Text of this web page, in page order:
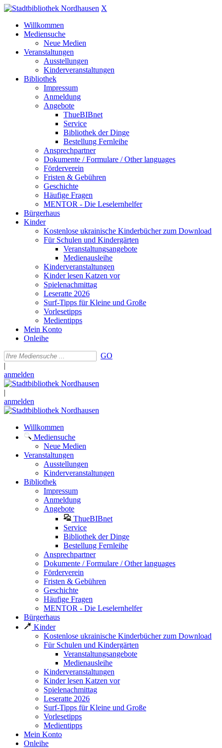
X
Willkommen
Mediensuche
Neue Medien
Veranstaltungen
Ausstellungen
Kinderveranstaltungen
Bibliothek
Impressum
Anmeldung
Angebote
ThueBIBnet
Service
Bibliothek der Dinge
Bestellung Fernleihe
Ansprechpartner
Dokumente / Formulare / Other languages
Förderverein
Fristen & Gebühren
Geschichte
Häufige Fragen
MENTOR - Die Leselernhelfer
Bürgerhaus
Kinder
Kostenlose ukrainische Kinderbücher zum Download
Für Schulen und Kindergärten
Veranstaltungsangebote
Medienausleihe
Kinderveranstaltungen
Kinder lesen Katzen vor
Spielenachmittag
Leseratte 2026
Surf-Tipps für Kleine und Große
Vorlesetipps
Medientipps
Mein Konto
Onleihe
GO
|
anmelden
|
anmelden
Willkommen
Mediensuche
Neue Medien
Veranstaltungen
Ausstellungen
Kinderveranstaltungen
Bibliothek
Impressum
Anmeldung
Angebote
ThueBIBnet
Service
Bibliothek der Dinge
Bestellung Fernleihe
Ansprechpartner
Dokumente / Formulare / Other languages
Förderverein
Fristen & Gebühren
Geschichte
Häufige Fragen
MENTOR - Die Leselernhelfer
Bürgerhaus
Kinder
Kostenlose ukrainische Kinderbücher zum Download
Für Schulen und Kindergärten
Veranstaltungsangebote
Medienausleihe
Kinderveranstaltungen
Kinder lesen Katzen vor
Spielenachmittag
Leseratte 2026
Surf-Tipps für Kleine und Große
Vorlesetipps
Medientipps
Mein Konto
Onleihe